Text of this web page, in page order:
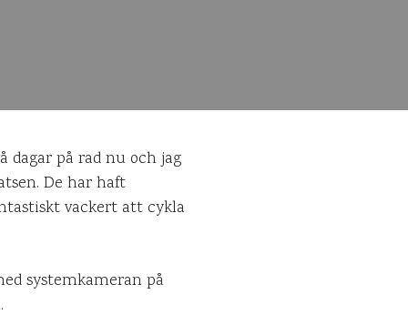
på rad nu och jag
De har haft
vackert att cykla
systemkameran på